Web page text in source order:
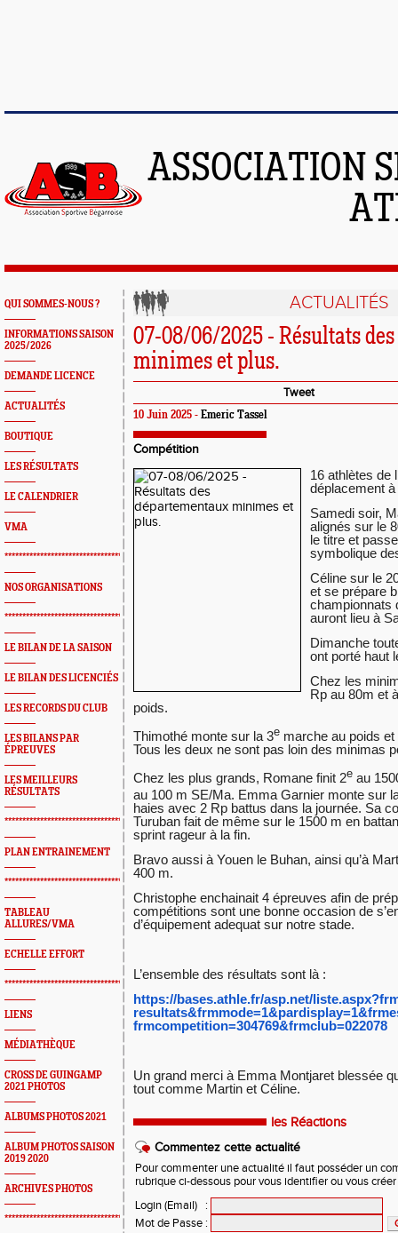
ASSOCIATION
QUI SOMMES-NOUS ?
INFORMATIONS SAISON
2025/2026
DEMANDE LICENCE
ACTUALITÉS
BOUTIQUE
LES RÉSULTATS
LE CALENDRIER
VMA
*************************************************
NOS ORGANISATIONS
*************************************************
LE BILAN DE LA SAISON
LE BILAN DES LICENCIÉS
LES RECORDS DU CLUB
LES BILANS PAR
ÉPREUVES
LES MEILLEURS
RÉSULTATS
*************************************************
PLAN ENTRAINEMENT
*************************************************
TABLEAU
ALLURES/VMA
ECHELLE EFFORT
*************************************************
LIENS
MÉDIATHÈQUE
CROSS DE GUINGAMP
2021 PHOTOS
ALBUMS PHOTOS 2021
ALBUM PHOTOS SAISON
2019 2020
ARCHIVES PHOTOS
*************************************************
ACTUALITÉS
07-08/06/2025 - Résultats
minimes et plus.
Tweet
10 Juin 2025 - Emeric Tassel
Compétition
16 athlètes de
déplacement
Samedi soir,
alignés sur le
le titre et
symbolique
Céline sur le
et se prépare
championnats
auront lieu à
Dimanche
ont porté haut
Chez les
Rp au 80m et
poids.
Thimothé monte sur la 3e marche au poids
Tous les deux ne sont pas loin des minimas
Chez les plus grands, Romane finit 2e au
au 100 m SE/Ma. Emma Garnier monte sur
haies avec 2 Rp battus dans la journée. Sa
Turuban fait de même sur le 1500 m en
sprint rageur à la fin.
Bravo aussi à Youen le Buhan, ainsi qu’à
400 m.
Christophe enchainait 4 épreuves afin de
compétitions sont une bonne occasion de
d’équipement adequat sur notre stade.
L’ensemble des résultats sont là :
https://bases.athle.fr/asp.net/
resultats&frmmode=1&
frmcompetition=304769&frmclub=022078
Un grand merci à Emma Montjaret blessée
tout comme Martin et Céline.
les Réactions
Commentez cette actualité
Pour commenter une actualité il faut posséder un
rubrique ci-dessous pour vous identifier ou vous
Login (Email)
:
Mot de Passe :